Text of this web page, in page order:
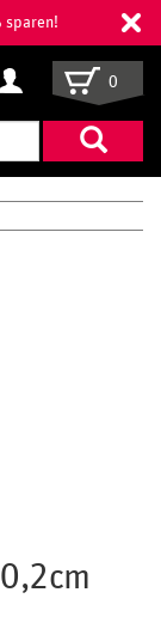
sparen!
Suchbegriff
eingeben
0